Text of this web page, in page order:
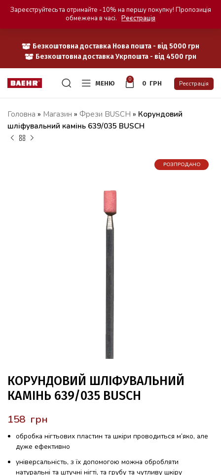
Безкоштовна доставка Нова пошта - від 5000 грн
Безкоштовна доставка Укрпошта - від 4500 грн
МЕНЮ
0
0 ГРН Реєстрація
Головна » Магазин » Фрези BUSCH » Корундовий
шліфувальний камінь 639/035 BUSCH
РОЗПРОДАНО
КОРУНДОВИЙ ШЛІФУВАЛЬНИЙ
КАМІНЬ 639/035 BUSCH
грн
обробка нігтьових пластин та шкіри проводиться м’яко, але
дуже ефективно
універсальність, з їх допомогою можна обробляти
натуральні та штучні нігті, та грубу та чутливу шкіру
Зареєструйтесь та отримайте -10% на першу покупку! Пропозиція
обмежена в часі. Реєстрація